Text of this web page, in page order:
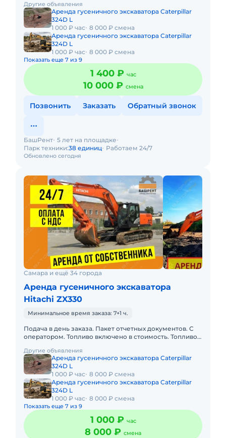
Краткосрочная а
Другие объявления
Аренда гусеничного экскаватора Caterpillar
324D L
1 000 ₽ час
8 000 ₽ смена
Аренда гусеничного экскаватора Caterpillar
324D L
1 000 ₽ час
8 000 ₽ смена
Показать еще 7 из 9
1 400 ₽ час
10 000 ₽ смена
Позвонить Заказать Обратный звонок
Обновлено сегодня
БашРент 5 лет на площадке
Парк техники:38 единиц Работаем 24/7
Самара и ещё 34 города
Аренда гусеничного экскаватора
Hitachi ZX330
Минимальное время заказа: 7+1 ч.
Подача в день заказа. Пакет отчетных документов. С
оператором. Топливо включено в стоимость. Топливо
Краткосрочная а
Другие объявления
Аренда гусеничного экскаватора Caterpillar
324D L
1 000 ₽ час
8 000 ₽ смена
Аренда гусеничного экскаватора Caterpillar
324D L
1 000 ₽ час
8 000 ₽ смена
Показать еще 7 из 9
1 000 ₽ час
8 000 ₽ смена